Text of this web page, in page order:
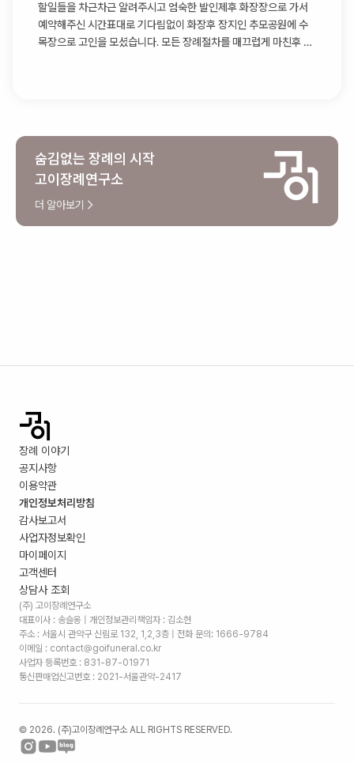
할일들을 차근차근 알려주시고 엄숙한 발인제후 화장장으로 가서
예약해주신 시간표대로 기다림없이 화장후 장지인 추모공원에 수
목장으로 고인을 모셨습니다. 모든 장례절차를 매끄럽게 마친후 다
숨김없는 장례의 시작
고이장례연구소
더 알아보기
장례 이야기
공지사항
이용약관
개인정보처리방침
감사보고서
사업자정보확인
마이페이지
고객센터
상담사 조회
(주) 고이장례연구소
대표이사 : 송슬옹 | 개인정보관리책임자 : 김소현
주소 : 서울시 관악구 신림로 132, 1,2,3층 | 전화 문의: 1666-9784
이메일 : contact@goifuneral.co.kr
사업자 등록번호 : 831-87-01971
통신판매업신고번호 : 2021-서울관악-2417
© 2026. (주)고이장례연구소 ALL RIGHTS RESERVED.